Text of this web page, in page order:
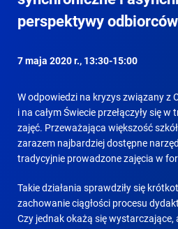
perspektywy odbiorców
7 maja 2020 r., 13:30-15:00
W odpowiedzi na kryzys związany z
i na całym Świecie przełączyły się
zajęć. Przeważająca większość
zarazem najbardziej dostępne
tradycyjnie prowadzone zajęcia w
Takie działania sprawdziły się
zachowanie ciągłości procesu
Czy jednak okażą się wystarczające,